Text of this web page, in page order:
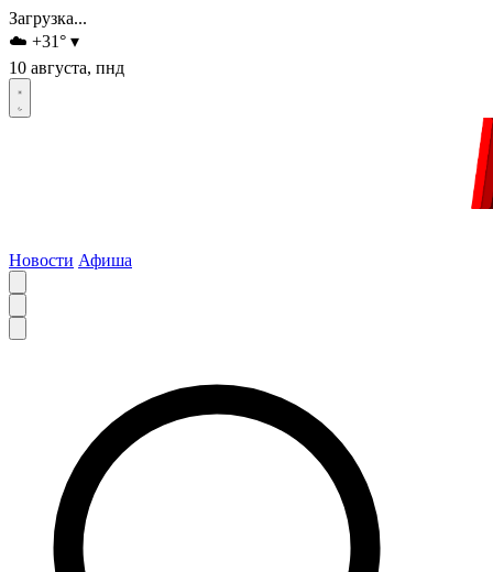
Загрузка...
☁️ +31° ▾
10 августа, пнд
Новости Афиша